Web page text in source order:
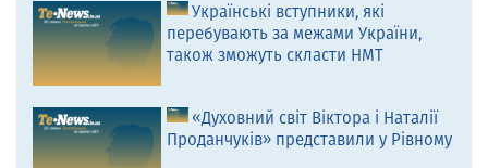
Українські вступники, які
перебувають за межами України,
також зможуть скласти НМТ
«Духовний світ Віктора і Наталії
Проданчуків» представили у Рівному